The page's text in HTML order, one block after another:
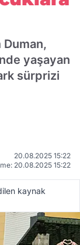
Duman,
yaşayan
sürprizi
20.08.2025 15:22
20.08.2025 15:22
kaynak